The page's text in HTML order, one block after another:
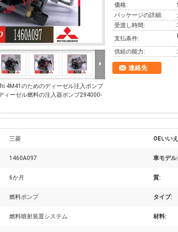
4M41のためのディーゼル注入ポンプ
ィーゼル燃料の注入器ポンプ294000-
価格:
パッケージの詳細:
受渡し時間:
支払条件:
供給の能力:
連絡先
三菱 OEいい
1460A097 車モデル:
6か月 質:
燃料ポンプ タイプ:
燃料噴射装置システム 材料: